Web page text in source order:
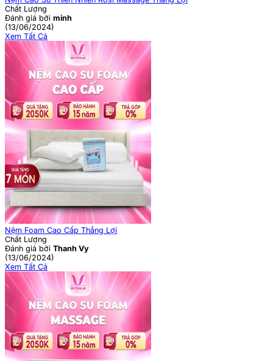
Chất Lượng
Đánh giá bởi minh
(13/06/2024)
Xem Tất Cả
Nệm Foam Cao Cấp Thắng Lợi
Chất Lượng
Đánh giá bởi Thanh Vy
(13/06/2024)
Xem Tất Cả